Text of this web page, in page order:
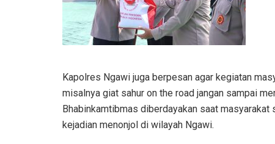
Kapolres Ngawi juga berpesan agar kegiatan
misalnya giat sahur on the road jangan sampai
Bhabinkamtibmas diberdayakan saat masyarakat
kejadian menonjol di wilayah Ngawi.